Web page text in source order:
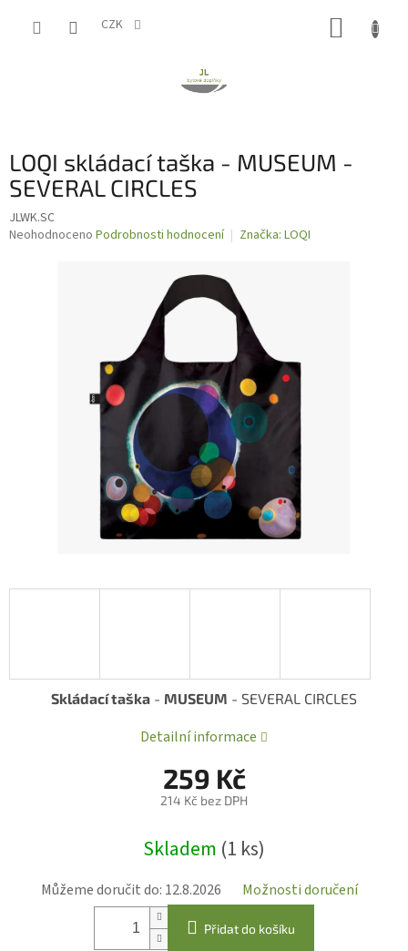
CZK
LOQI skládací taška - MUSEUM -
SEVERAL CIRCLES
JLWK.SC
Průměrné
Neohodnoceno Podrobnosti hodnocení Značka: LOQI
259 Kč
214 Kč bez DPH
cena:
Skladem (1 ks)
Můžeme doručit do: 12.8.2026 Možnosti doručení
Přidat do košíku
Skládací taška - MUSEUM - SEVERAL CIRCLES
Detailní informace